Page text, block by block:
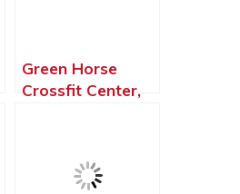
Green Horse
Crossfit Center,